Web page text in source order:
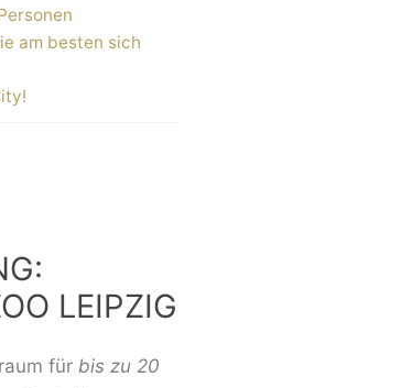
am besten sich
I
LEIPZIG
für bis zu 20